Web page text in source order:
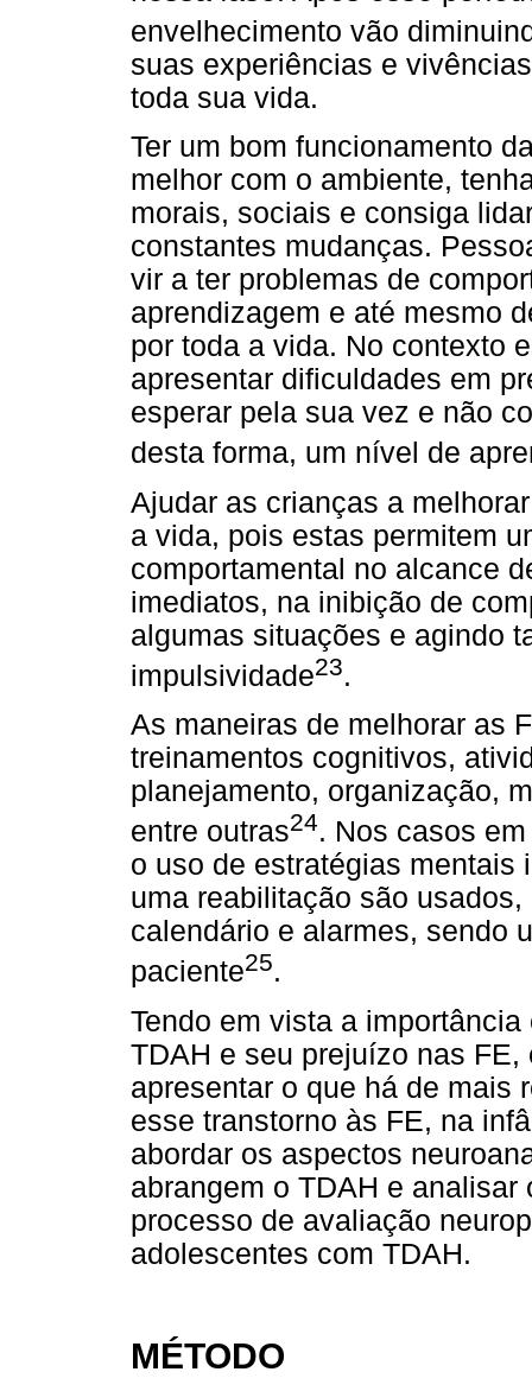
envelhecimento vão
suas experiências e
toda sua vida.
Ter um bom funcionamento
melhor com o ambiente,
morais, sociais e consiga
constantes mudanças.
vir a ter problemas de
aprendizagem e até mesmo
por toda a vida. No contexto
apresentar dificuldades em
esperar pela sua vez e não
desta forma, um nível de
Ajudar as crianças a
a vida, pois estas permitem
comportamental no alcance
imediatos, na inibição de
algumas situações e agindo
impulsividade23.
As maneiras de melhorar as
treinamentos cognitivos,
planejamento, organização,
entre outras24. Nos casos
o uso de estratégias mentais
uma reabilitação são
calendário e alarmes, sendo
paciente25.
Tendo em vista a
TDAH e seu prejuízo nas
apresentar o que há de mais
esse transtorno às FE, na
abordar os aspectos
abrangem o TDAH e
processo de avaliação
adolescentes com TDAH.
MÉTODO